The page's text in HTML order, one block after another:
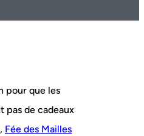
pour que les
pas de cadeaux
Fée des Mailles